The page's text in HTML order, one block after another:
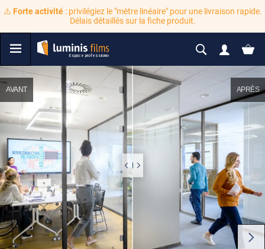
⚠️ Forte activité: privilégiez le "mètre linéaire" pour une livraison rapide.
Délais détaillés sur la fiche produit.
AVANT APRÈS